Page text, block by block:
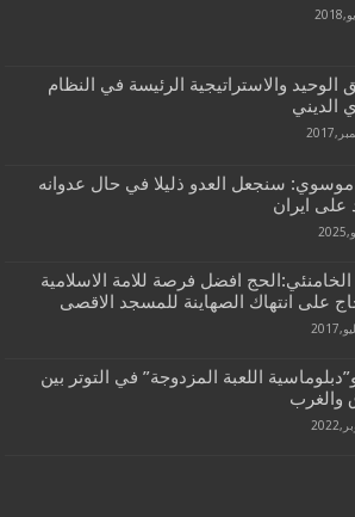
الوحيد والاستراتيجية الرئيسة في النظام
الديني
موسوي: سنجعل العدو ذليلا في حال عدوانه
على ايران
الخامنئي:الحج افضل فرصة للامة الاسلامية
على انتهاك الصهاينة للمسجد الاقصى
اللعبة المزدوجة” في التوتر بين
والغرب